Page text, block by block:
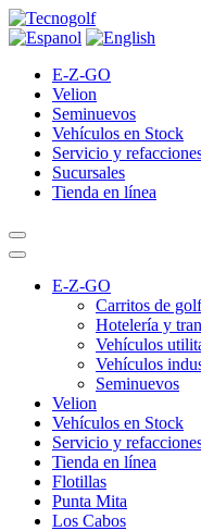
E-Z-GO
Velion
Seminuevos
Vehículos en Stock
Servicio y
Sucursales
Tienda en línea
E-Z-GO
Carritos de golf
Hotelería y
Vehículos
Vehículos
Seminuevos
Velion
Vehículos en Stock
Servicio y
Tienda en línea
Flotillas
Punta Mita
Los Cabos